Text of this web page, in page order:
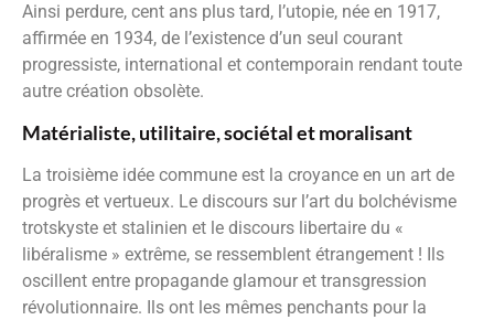
Ainsi perdure, cent ans plus tard, l’utopie, née en 1917,
affirmée en 1934, de l’existence d’un seul courant
progressiste, international et contemporain rendant toute
autre création obsolète.
Matérialiste, utilitaire, sociétal et moralisant
La troisième idée commune est la croyance en un art de
progrès et vertueux. Le discours sur l’art du bolchévisme
trotskyste et stalinien et le discours libertaire du «
libéralisme » extrême, se ressemblent étrangement ! Ils
oscillent entre propagande glamour et transgression
révolutionnaire. Ils ont les mêmes penchants pour la